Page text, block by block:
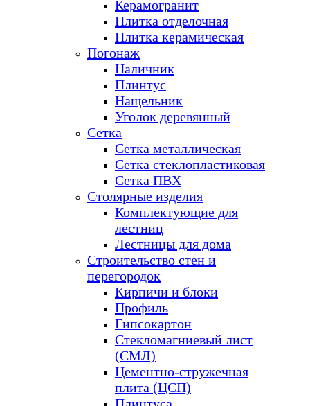
Керамогранит
Плитка отделочная
Плитка керамическая
Погонаж
Наличник
Плинтус
Нащельник
Уголок деревянный
Сетка
Сетка металлическая
Сетка стеклопластиковая
Сетка ПВХ
Столярные изделия
Комплектующие для
лестниц
Лестницы для дома
Строительство стен и
перегородок
Кирпичи и блоки
Профиль
Гипсокартон
Стекломагниевый лист
(СМЛ)
Цементно-стружечная
плита (ЦСП)